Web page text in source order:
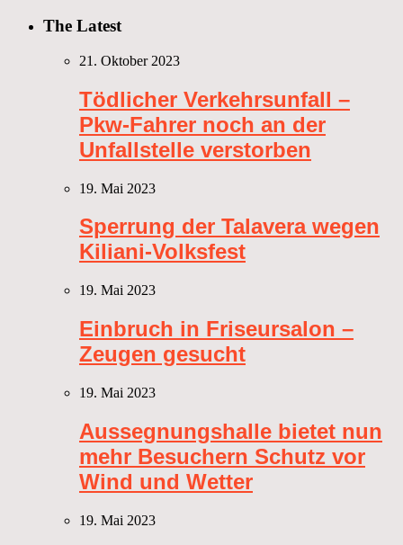
The Latest
21. Oktober 2023
Tödlicher Verkehrsunfall –
Pkw-Fahrer noch an der
Unfallstelle verstorben
19. Mai 2023
Sperrung der Talavera wegen
Kiliani-Volksfest
19. Mai 2023
Einbruch in Friseursalon –
Zeugen gesucht
19. Mai 2023
Aussegnungshalle bietet nun
mehr Besuchern Schutz vor
Wind und Wetter
19. Mai 2023